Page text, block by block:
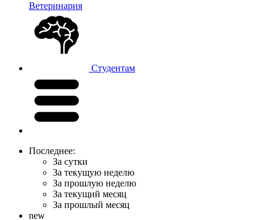
Ветеринария
Студентам
Последнее:
За сутки
За текущую неделю
За прошлую неделю
За текущий месяц
За прошлый месяц
new